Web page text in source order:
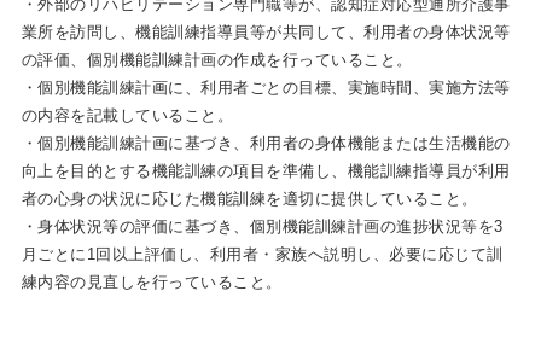
・外部のリハビリテーション専門職等が、認知症対応型通所介護事
業所を訪問し、機能訓練指導員等が共同して、利用者の身体状況等
の評価、個別機能訓練計画の作成を行っていること。
・個別機能訓練計画に、利用者ごとの目標、実施時間、実施方法等
の内容を記載していること。
・個別機能訓練計画に基づき、利用者の身体機能または生活機能の
向上を目的とする機能訓練の項目を準備し、機能訓練指導員が利用
者の心身の状況に応じた機能訓練を適切に提供していること。
・身体状況等の評価に基づき、個別機能訓練計画の進捗状況等を3
月ごとに1回以上評価し、利用者・家族へ説明し、必要に応じて訓
練内容の見直しを行っていること。